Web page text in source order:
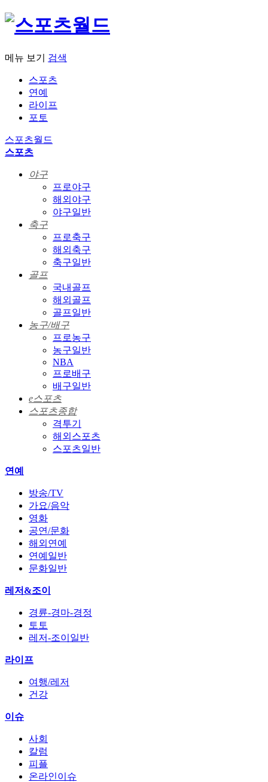
메뉴 보기 검색
스포츠
연예
라이프
포토
스포츠월드
스포츠
야구
프로야구
해외야구
야구일반
축구
프로축구
해외축구
축구일반
골프
국내골프
해외골프
골프일반
농구/배구
프로농구
농구일반
NBA
프로배구
배구일반
e스포츠
스포츠종합
격투기
해외스포츠
스포츠일반
연예
방송/TV
가요/음악
영화
공연/문화
해외연예
연예일반
문화일반
레저&조이
경륜-경마-경정
토토
레저-조이일반
라이프
여행/레저
건강
이슈
사회
칼럼
피플
온라인이슈